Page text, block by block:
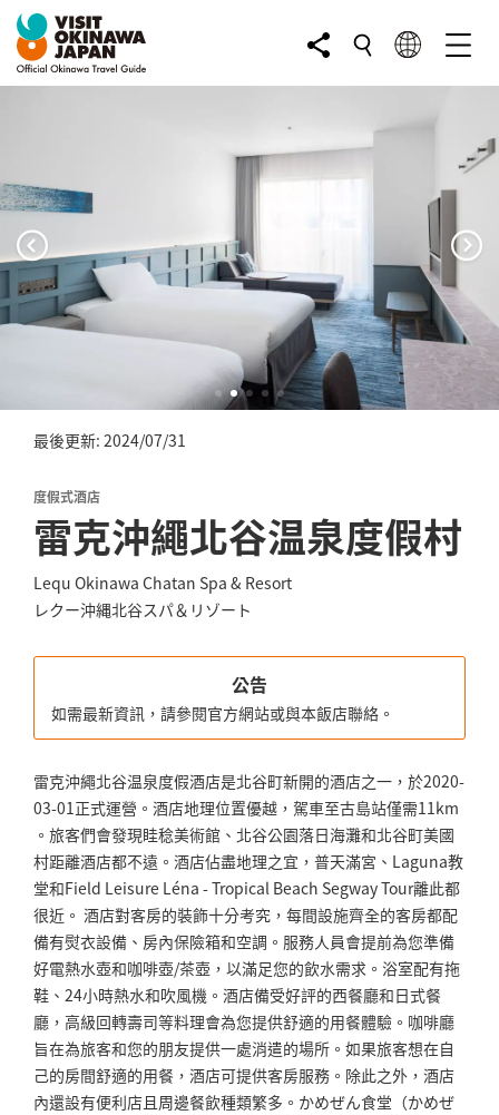
最後更新: 2024/07/31
度假式酒店
雷克沖繩北谷温泉度假村
Lequ Okinawa Chatan Spa & Resort
レクー沖縄北谷スパ＆リゾート
公告
如需最新資訊，請參閱官方網站或與本飯店聯絡。
雷克沖繩北谷温泉度假酒店是北谷町新開的酒店之一，於2020-
03-01正式運營。酒店地理位置優越，駕車至古島站僅需11km
。旅客們會發現眭稔美術館、北谷公園落日海灘和北谷町美國
村距離酒店都不遠。酒店佔盡地理之宜，普天滿宮、Laguna教
堂和Field Leisure Léna - Tropical Beach Segway Tour離此都
很近。 酒店對客房的裝飾十分考究，每間設施齊全的客房都配
備有熨衣設備、房內保險箱和空調。服務人員會提前為您準備
好電熱水壺和咖啡壺/茶壺，以滿足您的飲水需求。浴室配有拖
鞋、24小時熱水和吹風機。酒店備受好評的西餐廳和日式餐
廳，高級回轉壽司等料理會為您提供舒適的用餐體驗。咖啡廳
旨在為旅客和您的朋友提供一處消遣的場所。如果旅客想在自
己的房間舒適的用餐，酒店可提供客房服務。除此之外，酒店
內還設有便利店且周邊餐飲種類繁多。かめぜん食堂（かめぜ